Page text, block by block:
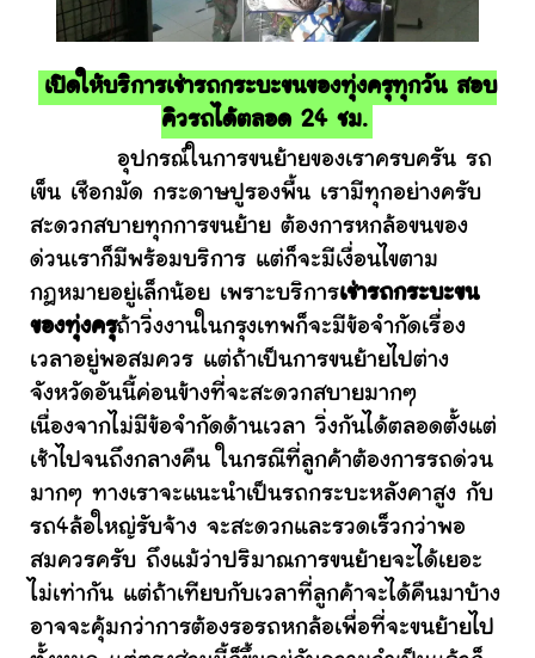
เปิดให้บริการเช่ารถกระบะขนของทุ่งครุทุกวัน สอบ
คิวรถได้ตลอด 24 ชม.
อุปกรณ์ในการขนย้ายของเราครบครัน รถ
เข็น เชือกมัด กระดาษปูรองพื้น เรามีทุกอย่างครับ
สะดวกสบายทุกการขนย้าย ต้องการหกล้อขนของ
ด่วนเราก็มีพร้อมบริการ แต่ก็จะมีเงื่อนไขตาม
กฎหมายอยู่เล็กน้อย เพราะบริการเช่ารถกระบะขน
ของทุ่งครุถ้าวิ่งงานในกรุงเทพก็จะมีข้อจำกัดเรื่อง
เวลาอยู่พอสมควร แต่ถ้าเป็นการขนย้ายไปต่าง
จังหวัดอันนี้ค่อนข้างที่จะสะดวกสบายมากๆ
เนื่องจากไม่มีข้อจำกัดด้านเวลา วิ่งกันได้ตลอดตั้งแต่
เช้าไปจนถึงกลางคืน ในกรณีที่ลูกค้าต้องการรถด่วน
มากๆ ทางเราจะแนะนำเป็นรถกระบะหลังคาสูง กับ
รถ4ล้อใหญ่รับจ้าง จะสะดวกและรวดเร็วกว่าพอ
สมควรครับ ถึงแม้ว่าปริมาณการขนย้ายจะได้เยอะ
ไม่เท่ากัน แต่ถ้าเทียบกับเวลาที่ลูกค้าจะได้คืนมาบ้าง
อาจจะคุ้มกว่าการต้องรอรถหกล้อเพื่อที่จะขนย้ายไป